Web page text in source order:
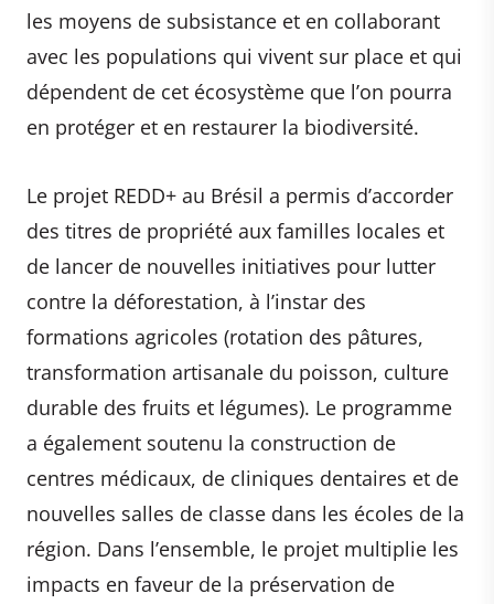
les moyens de subsistance et en collaborant
avec les populations qui vivent sur place et qui
dépendent de cet écosystème que l’on pourra
en protéger et en restaurer la biodiversité.
Le projet REDD+ au Brésil a permis d’accorder
des titres de propriété aux familles locales et
de lancer de nouvelles initiatives pour lutter
contre la déforestation, à l’instar des
formations agricoles (rotation des pâtures,
transformation artisanale du poisson, culture
durable des fruits et légumes). Le programme
a également soutenu la construction de
centres médicaux, de cliniques dentaires et de
nouvelles salles de classe dans les écoles de la
région. Dans l’ensemble, le projet multiplie les
impacts en faveur de la préservation de